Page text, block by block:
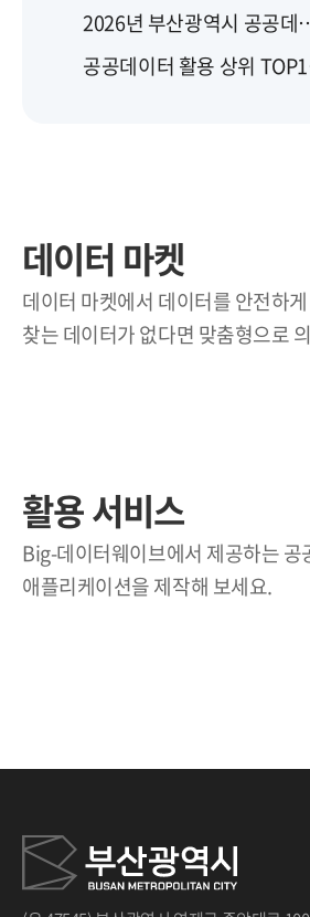
2026년 부산광역시 공
데이터 마켓
데이터 마켓에서 데이터를 안전하
찾는 데이터가 없다면 맞춤형으로
활용 서비스
Big-데이터웨이브에서 제공하는 공
애플리케이션을 제작해 보세요.